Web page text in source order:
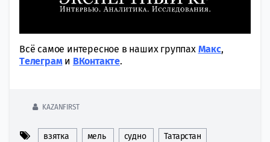
Всё самое интересное в наших группах Макс,
Tелеграми ВКонтакте.
KAZANFIRST
взятка мель судно Татарстан